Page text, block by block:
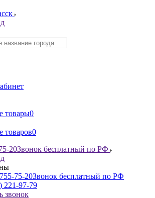
товары0
товаров0
20Звонок бесплатный по РФ
75-20Звонок бесплатный по РФ
221-97-79
звонок